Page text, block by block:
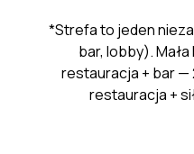
*Strefa to jeden
bar, lobby).
restauracja + bar
restauracja +